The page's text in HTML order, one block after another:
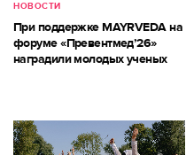
НОВОСТИ
При поддержке MAYRVEDA на
форуме «Превентмед’26»
наградили молодых ученых